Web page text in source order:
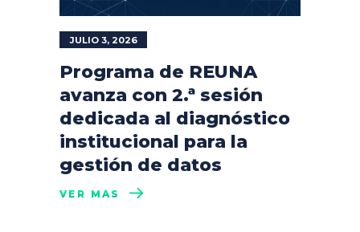
JULIO 3, 2026
Programa de REUNA
avanza con 2.ª sesión
dedicada al diagnóstico
institucional para la
gestión de datos
VER MÁS